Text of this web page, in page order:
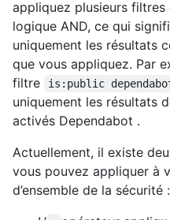
appliquez plusieurs
logique AND, ce qui
uniquement les résultats
que vous appliquez. Par
filtre
is:public
uniquement les résultats
activés Dependabot .
Actuellement, il existe
vous pouvez appliquer à
d’ensemble de la sécurité :